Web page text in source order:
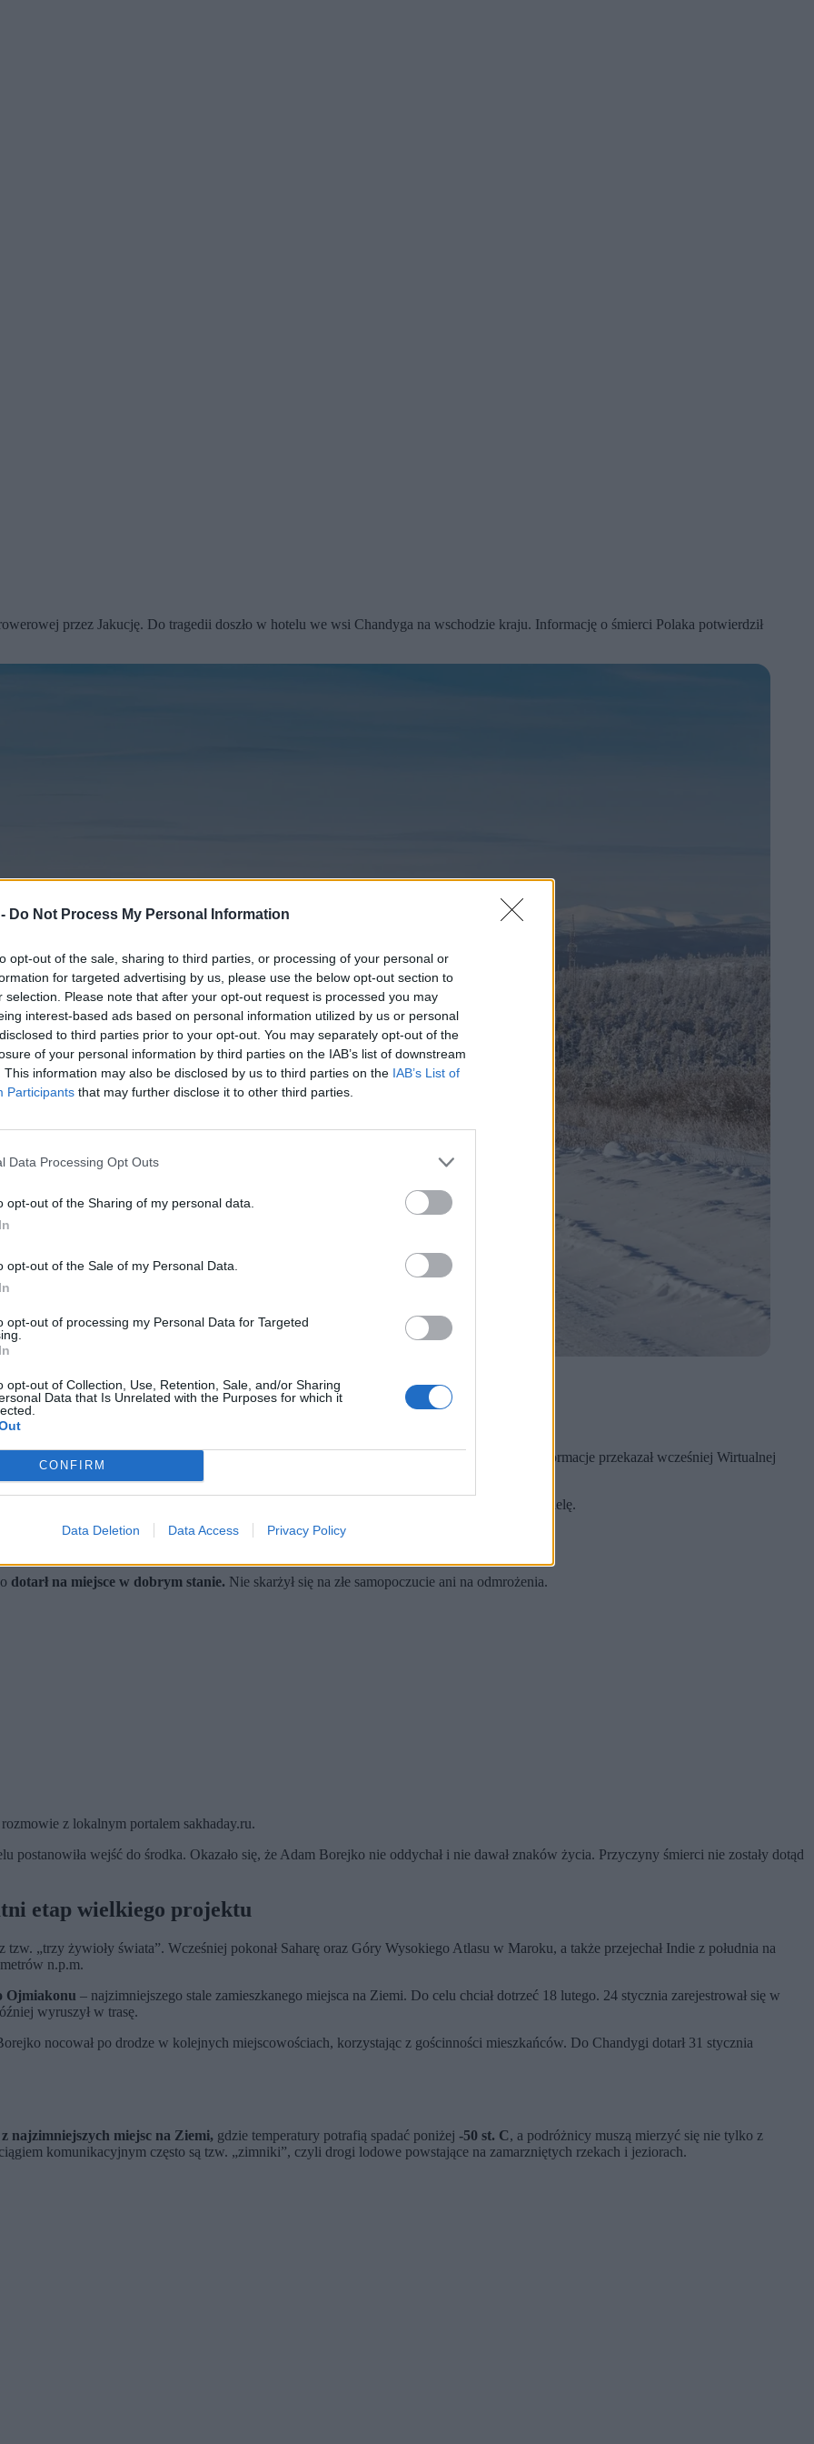
Do Not Process My Personal Information
opt-out of the sale, sharing to third parties, or processing of your personal or
for targeted advertising by us, please use the below opt-out section to
selection. Please note that after your opt-out request is processed you may
interest-based ads based on personal information utilized by us or personal
to third parties prior to your opt-out. You may separately opt-out of the
of your personal information by third parties on the IAB’s list of downstream
This information may also be disclosed by us to third parties on the IAB’s List of
Participants that may further disclose it to other third parties.
Data Processing Opt Outs
opt-out of the Sharing of my personal data.
opt-out of the Sale of my Personal Data.
opt-out of processing my Personal Data for Targeted
opt-out of Collection, Use, Retention, Sale, and/or Sharing
Data that Is Unrelated with the Purposes for which it
CONFIRM
Data Deletion Data Access Privacy Policy
przez Jakucję. Do tragedii doszło w hotelu we wsi Chandyga na wschodzie kraju. Informację o śmierci Polaka potwierdził
Rosji; informację o śmierci potwierdził rzecznik MSZ Maciej Wiewiór.
w pokoju hotelowym, sprawę badają lokalne służby.
świata”; wyprawa przez Jakucję miała być jego ostatnim etapem.
przekazał ją do urzędu wojewódzkiego – potwierdził
Maciej Wiewiór. Informacje przekazał wcześniej Wirtualnej
podróżnika znaleziono w pokoju hotelowym. Do zdarzenia doszło w nocy z soboty na niedzielę.
dotarł na miejsce w dobrym stanie. Nie skarżył się na złe samopoczucie ani na odmrożenia.
z lokalnym portalem sakhaday.ru.
postanowiła wejść do środka. Okazało się, że Adam Borejko nie oddychał i nie dawał znaków życia. Przyczyny śmierci nie zostały dotąd
etap wielkiego projektu
„trzy żywioły świata”. Wcześniej pokonał Saharę oraz Góry Wysokiego Atlasu w Maroku, a także przejechał Indie z południa na
n.p.m.
Ojmiakonu – najzimniejszego stale zamieszkanego miejsca na Ziemi. Do celu chciał dotrzeć 18 lutego. 24 stycznia zarejestrował się w
wyruszył w trasę.
nocował po drodze w kolejnych miejscowościach, korzystając z gościnności mieszkańców. Do Chandygi dotarł 31 stycznia
najzimniejszych miejsc na Ziemi, gdzie temperatury potrafią spadać poniżej -50 st. C, a podróżnicy muszą mierzyć się nie tylko z
komunikacyjnym często są tzw. „zimniki”, czyli drogi lodowe powstające na zamarzniętych rzekach i jeziorach.